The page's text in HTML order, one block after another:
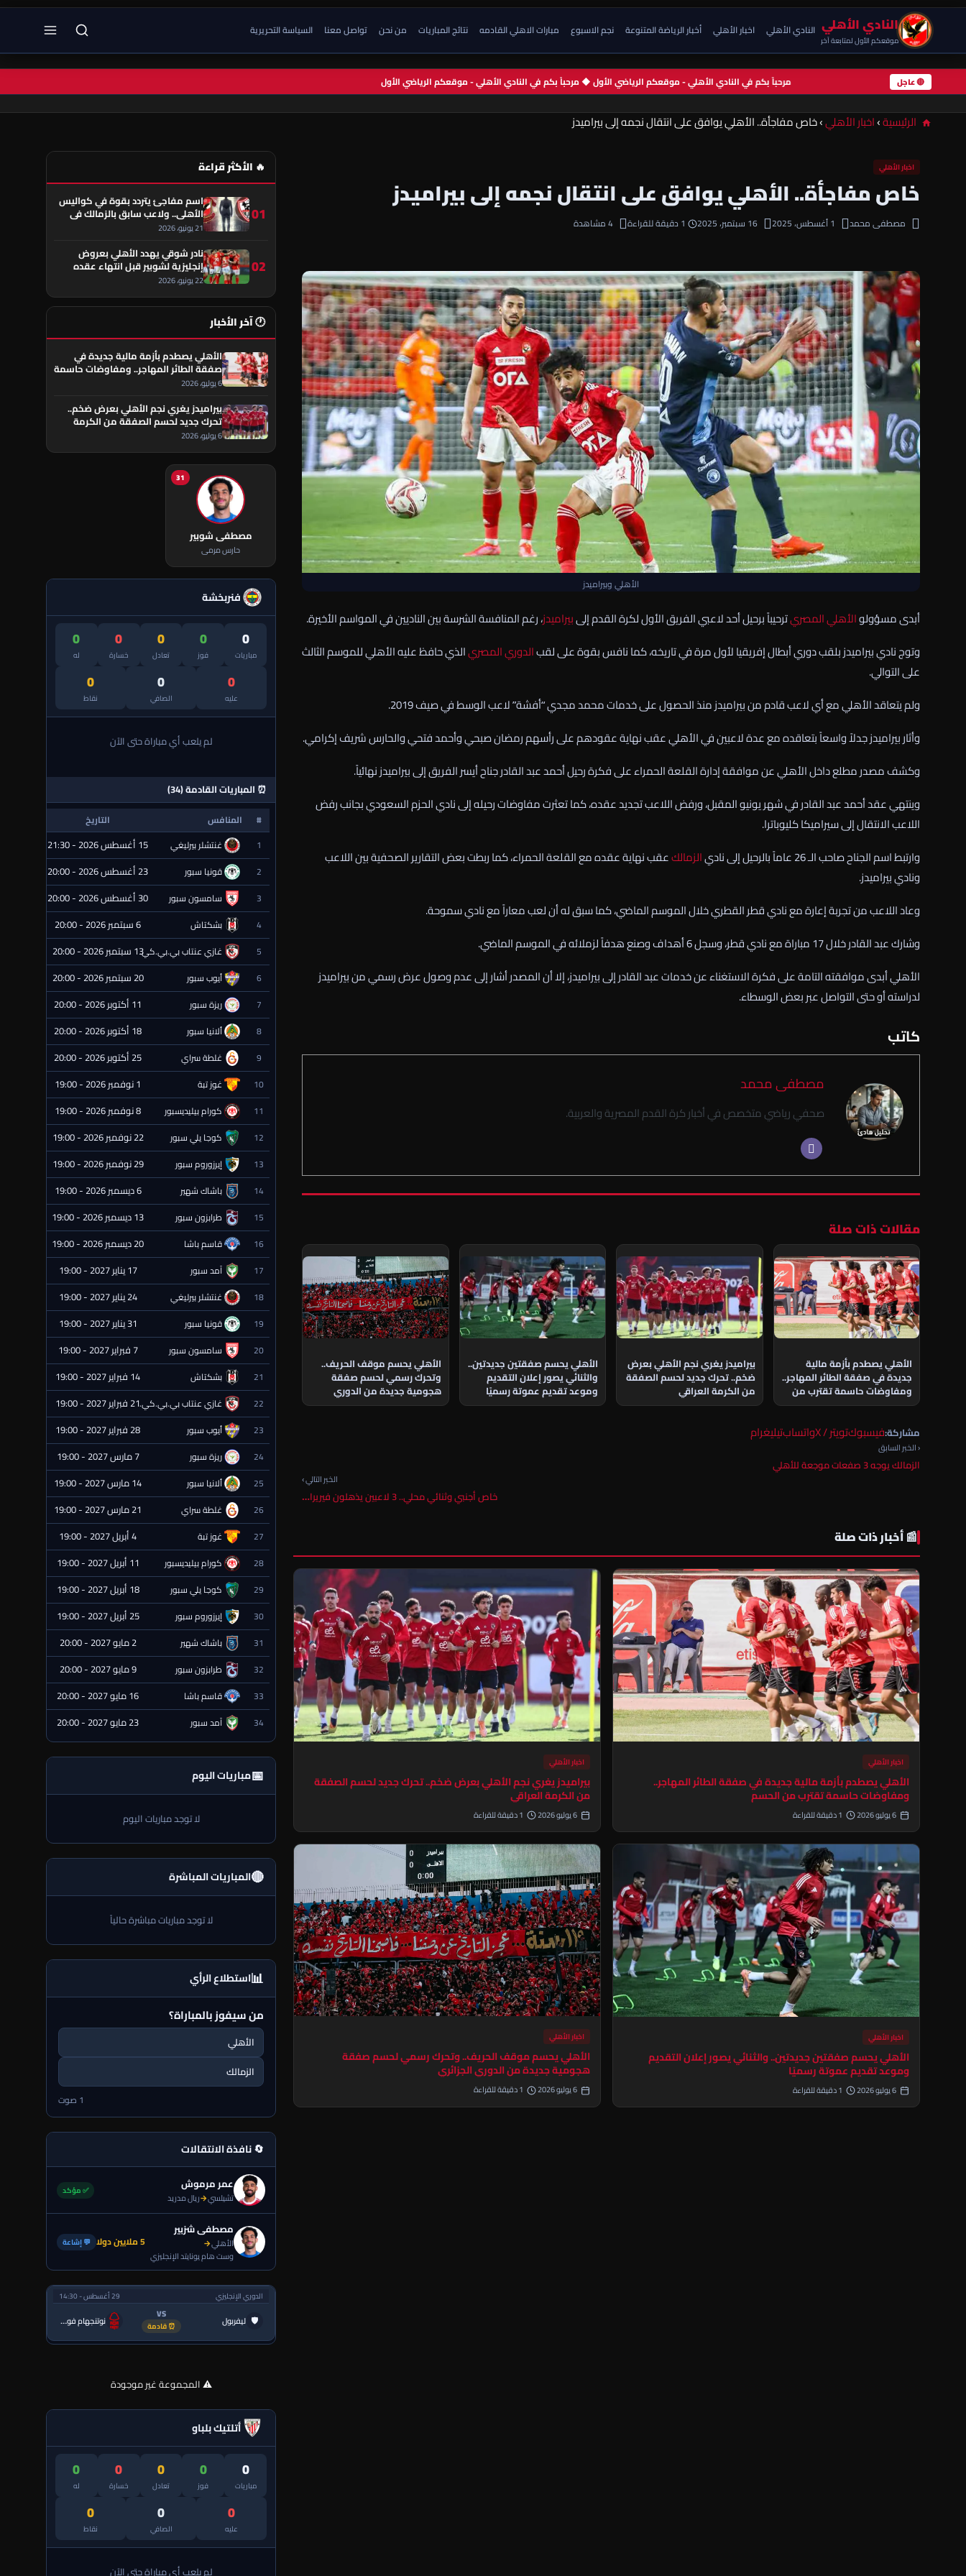
النادي الأهلي
موقعكم الأول لمتابعة آخر
النادي الأهلي اخبار الأهلي أخبار الرياضة المتنوعة نجم الاسبوع مبارات الاهلي القادمه نتائج المباريات من نحن تواصل معنا السياسة التحريرية
🔴 عاجل مرحباً بكم في النادي الأهلي - موقعكم الرياضي الأول ◆ مرحباً بكم في النادي الأهلي - موقعكم الرياضي الأول
الرئيسية›اخبار الأهلي›خاص مفاجأة.. الأهلي يوافق على انتقال نجمه إلى بيراميدز
اخبار الأهلي
خاص مفاجأة.. الأهلي يوافق على انتقال نجمه إلى بيراميدز
مصطفى محمد 1 أغسطس، 2025 16 سبتمبر، 2025 1 دقيقة للقراءة 4 مشاهدة
الأهلي وبيراميدز
أبدى مسؤولوالأهليالمصريترحيباً برحيل أحد لاعبي الفريق الأول لكرة القدم إلىبيراميدز، رغم المنافسة الشرسة بين الناديين في المواسم الأخيرة.
وتوج نادي بيراميدز بلقب دوري أبطال إفريقيا لأول مرة في تاريخه، كما نافس بقوة على لقبالدوري المصريالذي حافظ عليه الأهلي للموسم الثالث
على التوالي.
ولم يتعاقد الأهلي مع أي لاعب قادم من بيراميدز منذ الحصول على خدمات محمد مجدي “أفشة” لاعب الوسط في صيف 2019.
وأثار بيراميدز جدلاً واسعاً بتعاقده مع عدة لاعبين في الأهلي عقب نهاية عقودهم على رأسهم رمضان صبحي وأحمد فتحي والحارس شريف إكرامي.
وكشف مصدر مطلع داخل الأهلي عن موافقة إدارة القلعة الحمراء على فكرة رحيل أحمد عبد القادر جناح أيسر الفريق إلى بيراميدز نهائياً.
وينتهي عقد أحمد عبد القادر في شهر يونيو المقبل، ورفض اللاعب تجديد عقده، كما تعثرت مفاوضات رحيله إلى نادي الحزم السعودي بجانب رفض
اللاعب الانتقال إلى سيراميكا كليوباترا.
وارتبط اسم الجناح صاحب الـ 26 عاماً بالرحيل إلى نادي
الزمالكعقب نهاية عقده مع القلعة الحمراء، كما ربطت بعض التقارير الصحفية بين اللاعب
ونادي بيراميدز.
وعاد اللاعب من تجربة إعارة مع نادي قطر القطري خلال الموسم الماضي، كما سبق له أن لعب معاراً مع نادي سموحة.
وشارك عبد القادر خلال 17 مباراة مع نادي قطر، وسجل 6 أهداف وصنع هدفاً لزملائه في الموسم الماضي.
الأهلي أبدى موافقته التامة على فكرة الاستغناء عن خدمات عبد القادر إلى بيراميدز، إلا أن المصدر أشار إلى عدم وصول عرض رسمي من بيراميدز
لدراسته أو حتى التواصل عبر بعض الوسطاء.
كاتب
مصطفى محمد
صحفي رياضي متخصص في أخبار كرة القدم المصرية والعربية.
مقالات ذات صلة
الأهلي يصطدم بأزمة مالية
جديدة في صفقة الطائر المهاجر..
ومفاوضات حاسمة تقترب من
الحسم
بيراميدز يغري نجم الأهلي بعرض
ضخم.. تحرك جديد لحسم الصفقة
من الكرمة العراقي
الأهلي يحسم صفقتين جديدتين..
والثنائي يصور إعلان التقديم
وموعد تقديم عموتة رسميًا
الأهلي يحسم موقف الحريف..
وتحرك رسمي لحسم صفقة
هجومية جديدة من الدوري
الجزائري
مشاركة:فيسبوكتويتر / X واتسابتيليغرام
‹ الخبر السابق
الزمالك يوجه 3 صفعات موجعة للأهلي
الخبر التالي ›
خاص أجنبي وثنائي محلي.. 3 لاعبين يذهلون فيريرا…
📰 أخبار ذات صلة
اخبار الأهلي
الأهلي يصطدم بأزمة مالية جديدة في صفقة الطائر المهاجر..
ومفاوضات حاسمة تقترب من الحسم
اخبار الأهلي
بيراميدز يغري نجم الأهلي بعرض ضخم.. تحرك جديد لحسم الصفقة
من الكرمة العراقي
اخبار الأهلي
الأهلي يحسم صفقتين جديدتين.. والثنائي يصور إعلان التقديم
وموعد تقديم عموتة رسميًا
اخبار الأهلي
الأهلي يحسم موقف الحريف.. وتحرك رسمي لحسم صفقة
هجومية جديدة من الدوري الجزائري
🔥 الأكثر قراءة
01
اسم مفاجئ يتردد بقوة في كواليس
الأهلي.. ولاعب سابق بالزمالك في
قلب الحكاية!
21 يونيو، 2026
02
نادر شوقي يهدد الأهلي بعروض
إنجليزية لشوبير قبل انتهاء عقده
22 يونيو، 2026
🕐 آخر الأخبار
الأهلي يصطدم بأزمة مالية جديدة في
صفقة الطائر المهاجر.. ومفاوضات حاسمة
تقترب من الحسم
6 يوليو، 2026
بيراميدز يغري نجم الأهلي بعرض ضخم..
تحرك جديد لحسم الصفقة من الكرمة
العراقي
6 يوليو، 2026
31
مصطفى شوبير
حارس مرمى
فنربخشة
0
مباريات
0
فوز
0
تعادل
0
خسارة
0
له
0
عليه
0
الصافي
0
نقاط
لم يلعب أي مباراة حتى الآن
⏰ المباريات القادمة (34)
# المنافس التاريخ
1
غنتشلر بيرليغي 15 أغسطس 2026 - 21:30
2 قونيا سبور 23 أغسطس 2026 - 20:00
3 سامسون سبور 30 أغسطس 2026 - 20:00
4 بشكتاش 6 سبتمبر 2026 - 20:00
5 غازي عنتاب بي.بي.كي.13 سبتمبر 2026 - 20:00
6 أيوب سبور 20 سبتمبر 2026 - 20:00
7 ريزة سبور 11 أكتوبر 2026 - 20:00
8 ألانيا سبور 18 أكتوبر 2026 - 20:00
9 غلطة سراي 25 أكتوبر 2026 - 20:00
10 غوز تبة 1 نوفمبر 2026 - 19:00
11 كورام بيليديسبور 8 نوفمبر 2026 - 19:00
12 كوجا يلي سبور 22 نوفمبر 2026 - 19:00
13 إيرزوروم سبور 29 نوفمبر 2026 - 19:00
14 باشاك شهير 6 ديسمبر 2026 - 19:00
15 طرابزون سبور 13 ديسمبر 2026 - 19:00
16 قاسم باشا 20 ديسمبر 2026 - 19:00
17 آمد سبور 17 يناير 2027 - 19:00
18 غنتشلر بيرليغي 24 يناير 2027 - 19:00
19 قونيا سبور 31 يناير 2027 - 19:00
20 سامسون سبور 7 فبراير 2027 - 19:00
21 بشكتاش 14 فبراير 2027 - 19:00
22 غازي عنتاب بي.بي.كي.21 فبراير 2027 - 19:00
23 أيوب سبور 28 فبراير 2027 - 19:00
24 ريزة سبور 7 مارس 2027 - 19:00
25 ألانيا سبور 14 مارس 2027 - 19:00
26 غلطة سراي 21 مارس 2027 - 19:00
27 غوز تبة 4 أبريل 2027 - 19:00
28 كورام بيليديسبور 11 أبريل 2027 - 19:00
29 كوجا يلي سبور 18 أبريل 2027 - 19:00
30 إيرزوروم سبور 25 أبريل 2027 - 19:00
31 باشاك شهير 2 مايو 2027 - 20:00
32 طرابزون سبور 9 مايو 2027 - 20:00
33 قاسم باشا 16 مايو 2027 - 20:00
34 آمد سبور 23 مايو 2027 - 20:00
📅مباريات اليوم
لا توجد مباريات اليوم
🔴المباريات المباشرة
لا توجد مباريات مباشرة حالياً
📊استطلاع الرأي
من سيفوز بالمباراة؟
الأهلي
الزمالك
1 صوت
🔄 نافذة الانتقالات
عمر مرموش
تشيلسي→ريال مدريد
✅ مؤكد
مصطفى شزبير
الأهلي→
وست هام يونايتد الإنجليزي
5 ملايين دولا 💬 إشاعة
الدوري الإنجليزي 29 أغسطس - 14:30
🛡 ليفربول VS
⏰ قادمة نوتنجهام فورست
⚠️ المجموعة غير موجودة
أتلتيك بلباو
0
مباريات
0
فوز
0
تعادل
0
خسارة
0
له
0
عليه
0
الصافي
0
نقاط
لم يلعب أي مباراة حتى الآن